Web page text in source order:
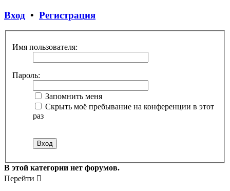
Вход • Регистрация
Имя пользователя:
Пароль:
Запомнить меня
Скрыть моё пребывание на конференции в этот
раз
В этой категории нет форумов.
Перейти